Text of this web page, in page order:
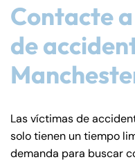
Contacte
de
Las víctimas de
solo tienen un tiempo
demanda para buscar